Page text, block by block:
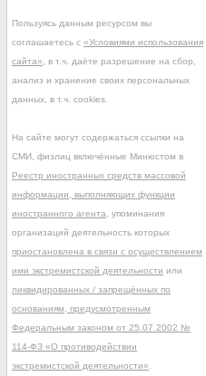
Пользуясь данным ресурсом вы
соглашаетесь с «Условиями использования
сайта» , в т.ч. даёте разрешение на сбор,
анализ и хранение своих персональных
данных, в т.ч. cookies.
На сайте могут содержаться ссылки на
СМИ, физлиц включённые Минюстом в
Реестр иностранных средств массовой
информации, выполняющих функции
иностранного агента , упоминания
организаций деятельность которых
приостановлена в связи с осуществлением
ими экстремистской деятельности или
ликвидированных / запрещённых по
основаниям, предусмотренным
Федеральным законом от 25.07.2002 №
114-ФЗ «О противодействии
экстремистской деятельности»